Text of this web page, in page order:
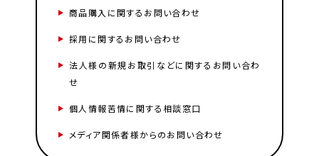
商品購入に関するお問い合わせ
採用に関するお問い合わせ
法人様の新規お取引などに関するお問い合わ
せ
個人情報苦情に関する相談窓口
メディア関係者様からのお問い合わせ